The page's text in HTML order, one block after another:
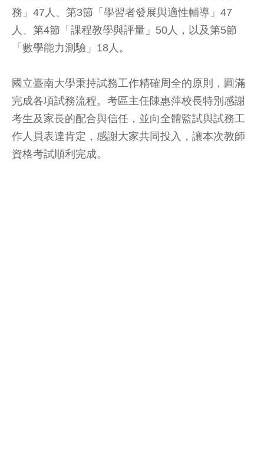
務」47人、第3節「學習者發展與適性輔導」47
人、第4節「課程教學與評量」50人，以及第5節
「數學能力測驗」18人。
國立臺南大學秉持試務工作精確周全的原則，圓滿
完成各項試務流程。考區主任陳惠萍校長特別感謝
考生及家長的配合與信任，並向全體監試與試務工
作人員表達肯定，感謝大家共同投入，讓本次教師
資格考試順利完成。